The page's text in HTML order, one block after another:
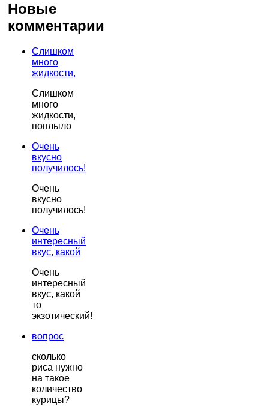
Новые
комментарии
Слишком
много
жидкости,
Слишком
много
жидкости,
поплыло
Очень
вкусно
получилось!
Очень
вкусно
получилось!
Очень
интересный
вкус, какой
Очень
интересный
вкус, какой
то
экзотический!
вопрос
сколько
риса нужно
на такое
количество
курицы?